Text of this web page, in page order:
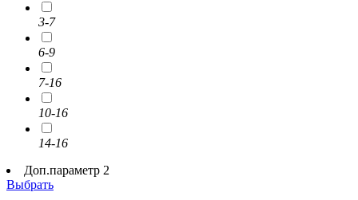
3-7
6-9
7-16
10-16
14-16
Доп.параметр 2
Выбрать